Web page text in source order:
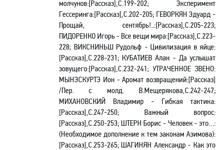
молчунов:[Рассказ],С.199-202; Эксперимент
Гессеринга:[Рассказ],С.202-205; ГЕВОРКЯН Эдуард -
Прощай, сентябрь!..:[Рассказ],С.205-223;
ПИДОРЕНКО Игорь - Все вещи мира:[Рассказ],С.223-
228; ВИКСНИНЬШ Рудольф - Цивилизация в яйце:
[Рассказ],С.228-231; КУБАТИЕВ Алан - Да услышат
зовущего:[Рассказ],С.232-241; УТРАЧЕННОЕ ЗВЕНО:
МЫНЭСКУРТЭ Ион - Аромат возвращений:[Рассказ]
/Пер. с молд. В.Мещерякова,С.242-247;
МИХАНОВСКИЙ Владимир - Гибкая тактика:
[Рассказ],С.247-250; Важный вопрос:
[Рассказ],С.250-253; ШТЕРН Борис - Человек - это…:
(Необходимое дополнение к тем законам Азимова):
[Рассказ],С.253-265; ШАГИНЯН Александр - Как это